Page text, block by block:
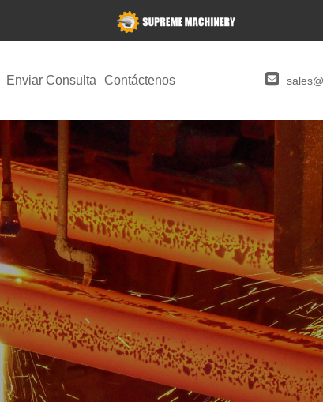
Enviar Consulta Contáctenos